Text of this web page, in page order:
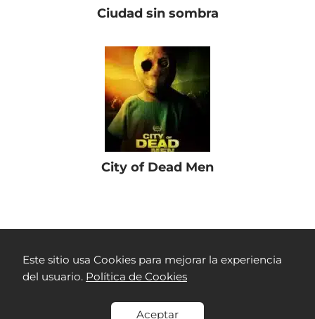
Ciudad sin sombra
City of Dead Men
Este sitio usa Cookies para mejorar la experiencia
del usuario. Política de Cookies
Aceptar